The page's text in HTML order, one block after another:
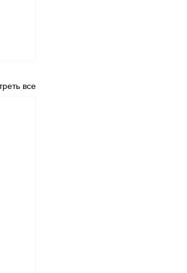
все